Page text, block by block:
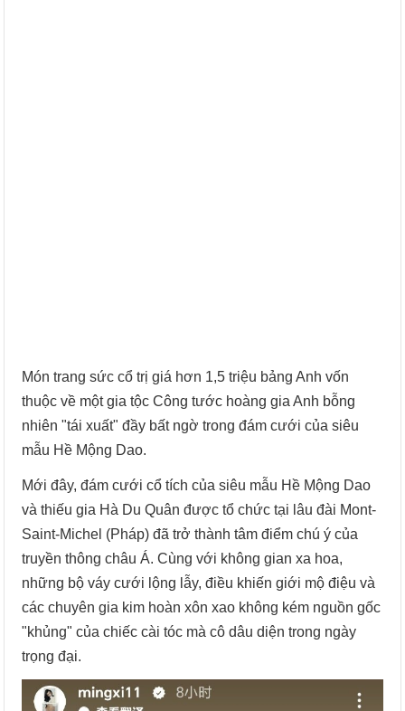
Món trang sức cổ trị giá hơn 1,5 triệu bảng Anh vốn
thuộc về một gia tộc Công tước hoàng gia Anh bỗng
nhiên "tái xuất" đầy bất ngờ trong đám cưới của siêu
mẫu Hề Mộng Dao.
Mới đây, đám cưới cổ tích của siêu mẫu Hề Mộng Dao
và thiếu gia Hà Du Quân được tổ chức tại lâu đài Mont-
Saint-Michel (Pháp) đã trở thành tâm điểm chú ý của
truyền thông châu Á. Cùng với không gian xa hoa,
những bộ váy cưới lộng lẫy, điều khiến giới mộ điệu và
các chuyên gia kim hoàn xôn xao không kém nguồn gốc
"khủng" của chiếc cài tóc mà cô dâu diện trong ngày
trọng đại.